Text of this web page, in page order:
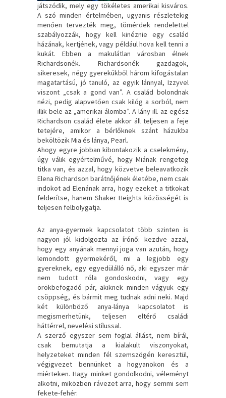
játszódik, mely egy tökéletes amerikai kisváros.
A szó minden értelmében, ugyanis részletekig
menően tervezték meg, tömérdek rendelettel
szabályozzák, hogy kell kinéznie egy család
házának, kertjének, vagy például hova kell tenni a
kukát. Ebben a makulátlan városban élnek
Richardsonék. Richardsonék gazdagok,
sikeresek, négy gyerekükből három kifogástalan
magatartású, jó tanuló, az egyik lánnyal, Izzyvel
viszont „csak a gond van”. A család bolondnak
nézi, pedig alapvetően csak kilóg a sorból, nem
illik bele az „amerikai álomba”. A lány ill. az egész
Richardson család élete akkor áll teljesen a feje
tetejére, amikor a bérlőknek szánt házukba
beköltözik Mia és lánya, Pearl.
Ahogy egyre jobban kibontakozik a cselekmény,
úgy válik egyértelművé, hogy Miának rengeteg
titka van, és azzal, hogy közvetve beleavatkozik
Elena Richardson barátnőjének életébe, nem csak
indokot ad Elenának arra, hogy ezeket a titkokat
felderítse, hanem Shaker Heights közösségét is
teljesen felbolygatja.
Az anya-gyermek kapcsolatot több szinten is
nagyon jól kidolgozta az írónő: kezdve azzal,
hogy egy anyának mennyi joga van azután, hogy
lemondott gyermekéről, mi a legjobb egy
gyereknek, egy egyedülálló nő, aki egyszer már
nem tudott róla gondoskodni, vagy egy
örökbefogadó pár, akiknek minden vágyuk egy
csöppség, és bármit meg tudnak adni neki. Majd
két különböző anya-lánya kapcsolatot is
megismerhetünk, teljesen eltérő családi
háttérrel, nevelési stílussal.
A szerző egyszer sem foglal állást, nem bírál,
csak bemutatja a kialakult viszonyokat,
helyzeteket minden fél szemszögén keresztül,
végigvezet bennünket a hogyanokon és a
miérteken. Hagy minket gondolkodni, véleményt
alkotni, miközben rávezet arra, hogy semmi sem
fekete-fehér.